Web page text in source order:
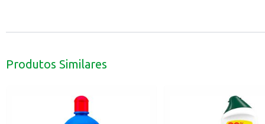
Produtos Similares